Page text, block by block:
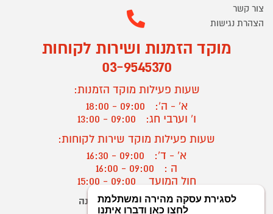
צור קשר
הצהרת נגישות
מוקד הזמנות ושירות לקוחות
03-9545370
שעות פעילות מוקד הזמנות:
א' - ה':
09:00 - 18:00
ו' וערבי חג:
09:00 - 13:00
שעות פעילות מוקד שירות לקוחות:
א' - ד':
09:00 - 16:30
ה :
09:00 - 16:00
חול המועד
? יצירת קשר/ביטול הזמנה